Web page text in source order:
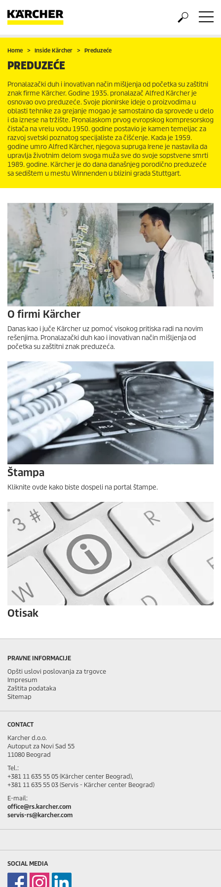
Home Inside Kärcher Preduzeće
PREDUZEĆE
Pronalazački duh i inovativan način mišljenja od početka su zaštitni
znak firme Kärcher. Godine 1935. pronalazač Alfred Kärcher je
osnovao ovo preduzeće. Svoje pionirske ideje o proizvodima u
oblasti tehnike za grejanje mogao je samostalno da sprovede u delo
i da iznese na tržište. Pronalaskom prvog evropskog kompresorskog
čistača na vrelu vodu 1950. godine postavio je kamen temeljac za
razvoj svetski poznatog specijaliste za čišćenje. Kada je 1959.
godine umro Alfred Kärcher, njegova supruga Irene je nastavila da
upravlja životnim delom svoga muža sve do svoje sopstvene smrti
1989. godine. Kärcher je do dana današnjeg porodično preduzeće
sa sedištem u mestu Winnenden u blizini grada Stuttgart.
O firmi Kärcher
Danas kao i juče Kärcher uz pomoć visokog pritiska radi na novim
rešenjima. Pronalazački duh kao i inovativan način mišljenja od
početka su zaštitni znak preduzeća.
Štampa
Kliknite ovde kako biste dospeli na portal štampe.
Otisak
PRAVNE INFORMACIJE
Opšti uslovi poslovanja za trgovce
Impresum
Zaštita podataka
Sitemap
CONTACT
Karcher d.o.o.
Autoput za Novi Sad 55
11080 Beograd
Tel.:
+381 11 635 55 05 (Kärcher center Beograd),
+381 11 635 55 03 (Servis - Kärcher center Beograd)
E-mail:
office@rs.karcher.com
servis-rs@karcher.com
SOCIAL MEDIA